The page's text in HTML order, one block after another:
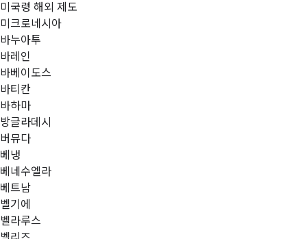
미국령 해외 제도
미크로네시아
바누아투
바레인
바베이도스
바티칸
바하마
방글라데시
버뮤다
베냉
베네수엘라
베트남
벨기에
벨라루스